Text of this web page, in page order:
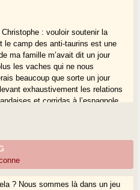
: vouloir soutenir la
le camp des anti-taurins est une
ma famille m’avait dit un jour
les vaches qui ne nous
beaucoup que sorte un jour
exhaustivement les relations
et corridas à l’espagnole
? Nous sommes là dans un jeu